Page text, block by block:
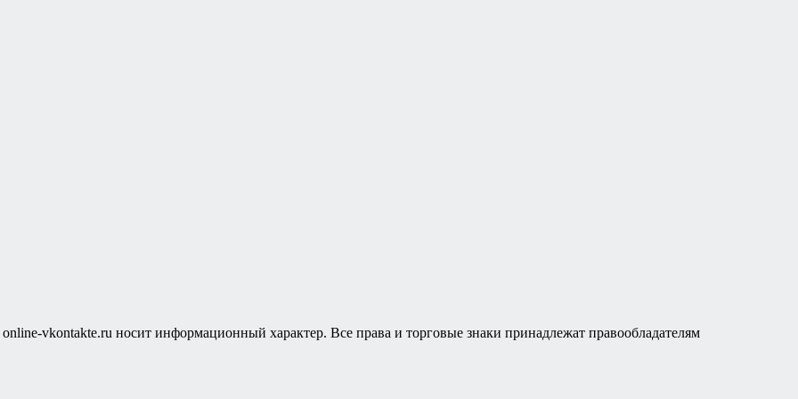
vkontakte.ru носит информационный характер. Все права и торговые знаки принадлежат правообладателям